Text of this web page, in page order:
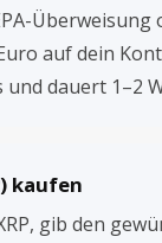
Überweisung
auf dein
dauert 1–2
kaufen
gib den